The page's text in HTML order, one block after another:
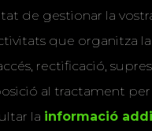
de gestionar la
que organitza la
rectificació,
al tractament per
la informació